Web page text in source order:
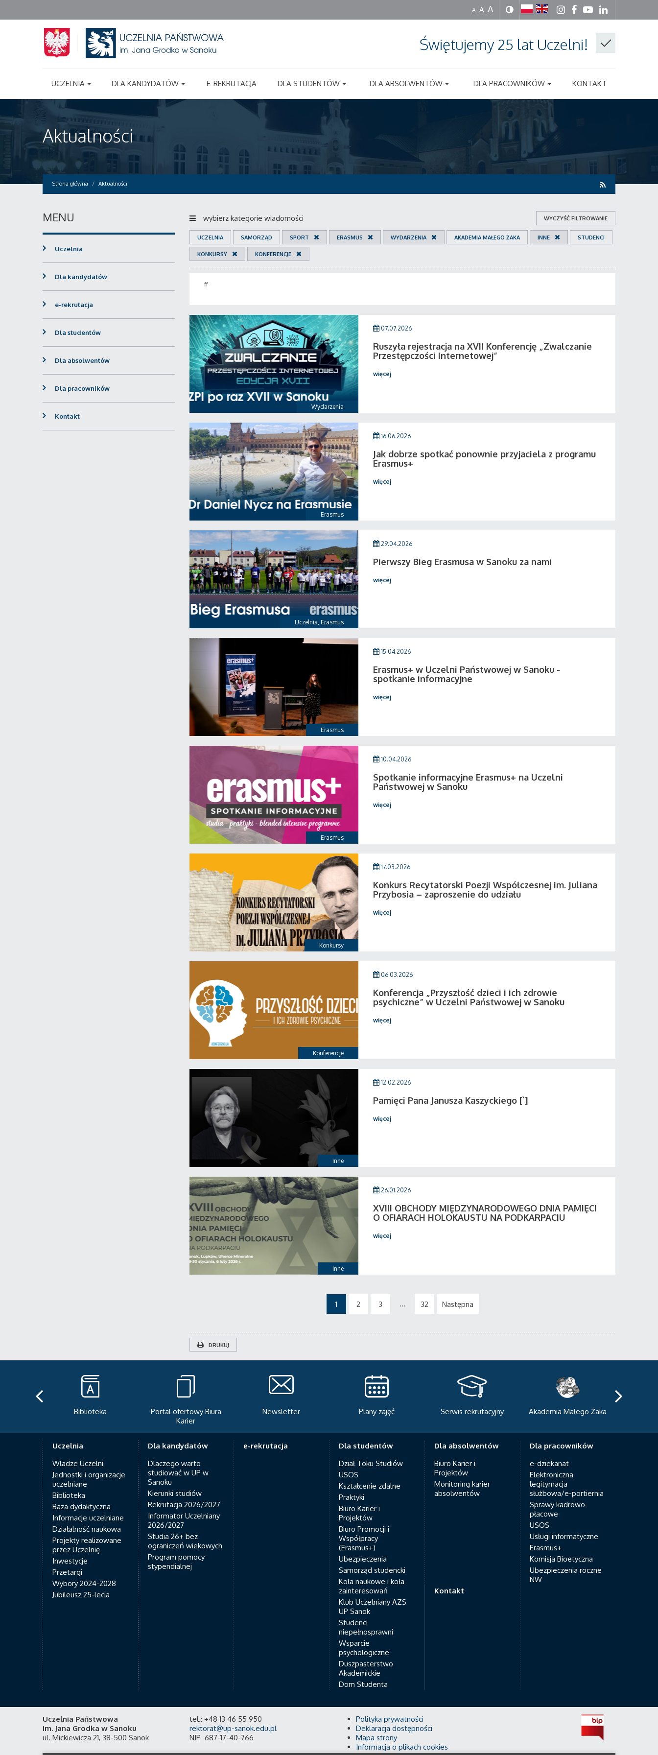
A A A
Świętujemy 25 lat Uczelni!
UCZELNIA DLA KANDYDATÓW E-REKRUTACJA DLA STUDENTÓW DLA ABSOLWENTÓW DLA PRACOWNIKÓW KONTAKT
Aktualności
Strona główna Aktualności
wybierz kategorie wiadomości WYCZYŚĆ FILTROWANIE
UCZELNIA SAMORZĄD SPORT ERASMUS WYDARZENIA AKADEMIA MAŁEGO ŻAKA INNE STUDENCI
KONKURSY KONFERENCJE
ff
Wydarzenia
07.07.2026
Ruszyła rejestracja na XVII Konferencję „Zwalczanie
Przestępczości Internetowej”
więcej
Erasmus
16.06.2026
Jak dobrze spotkać ponownie przyjaciela z programu
Erasmus+
więcej
Uczelnia, Erasmus
29.04.2026
Pierwszy Bieg Erasmusa w Sanoku za nami
więcej
Erasmus
15.04.2026
Erasmus+ w Uczelni Państwowej w Sanoku -
spotkanie informacyjne
więcej
Erasmus
10.04.2026
Spotkanie informacyjne Erasmus+ na Uczelni
Państwowej w Sanoku
więcej
Konkursy
17.03.2026
Konkurs Recytatorski Poezji Współczesnej im. Juliana
Przybosia – zaproszenie do udziału
więcej
Konferencje
06.03.2026
Konferencja „Przyszłość dzieci i ich zdrowie
psychiczne” w Uczelni Państwowej w Sanoku
więcej
Inne
12.02.2026
Pamięci Pana Janusza Kaszyckiego [`]
więcej
Inne
26.01.2026
XVIII OBCHODY MIĘDZYNARODOWEGO DNIA PAMIĘCI
O OFIARACH HOLOKAUSTU NA PODKARPACIU
więcej
1 2 3 ... 32 Następna
DRUKUJ
MENU
Uczelnia
Dla kandydatów
e-rekrutacja
Dla studentów
Dla absolwentów
Dla pracowników
Kontakt
Portal ofertowy Biura
Newsletter Plany zajęć Serwis rekrutacyjny Akademia Małego Żaka
Centrum Sportowo-
Uczelnia
Władze Uczelni
Jednostki i organizacje
uczelniane
Biblioteka
Baza dydaktyczna
Informacje uczelniane
Działalność naukowa
Projekty realizowane
przez Uczelnię
Inwestycje
Przetargi
Wybory 2024-2028
Jubileusz 25-lecia
Dla kandydatów
Dlaczego warto
studiować w UP w
Sanoku
Kierunki studiów
Rekrutacja 2026/2027
Informator Uczelniany
2026/2027
Studia 26+ bez
ograniczeń wiekowych
Program pomocy
stypendialnej
e-rekrutacja
Dla studentów
Dział Toku Studiów
USOS
Kształcenie zdalne
Praktyki
Biuro Karier i
Projektów
Biuro Promocji i
Współpracy
(Erasmus+)
Ubezpieczenia
Samorząd studencki
Koła naukowe i koła
zainteresowań
Klub Uczelniany AZS
UP Sanok
Studenci
niepełnosprawni
Wsparcie
psychologiczne
Duszpasterstwo
Akademickie
Dom Studenta
Dla absolwentów
Biuro Karier i
Projektów
Monitoring karier
absolwentów
Dla pracowników
e-dziekanat
Elektroniczna
legitymacja
służbowa/e-portiernia
Sprawy kadrowo-
płacowe
USOS
Usługi informatyczne
Erasmus+
Komisja Bioetyczna
Ubezpieczenia roczne
NW
Kontakt
Uczelnia Państwowa
im. Jana Grodka w Sanoku
ul. Mickiewicza 21, 38-500 Sanok
tel.: +48 13 46 55 950
rektorat@up-sanok.edu.pl
NIP 687-17-40-766
Polityka prywatności
Deklaracja dostępności
Mapa strony
Informacja o plikach cookies